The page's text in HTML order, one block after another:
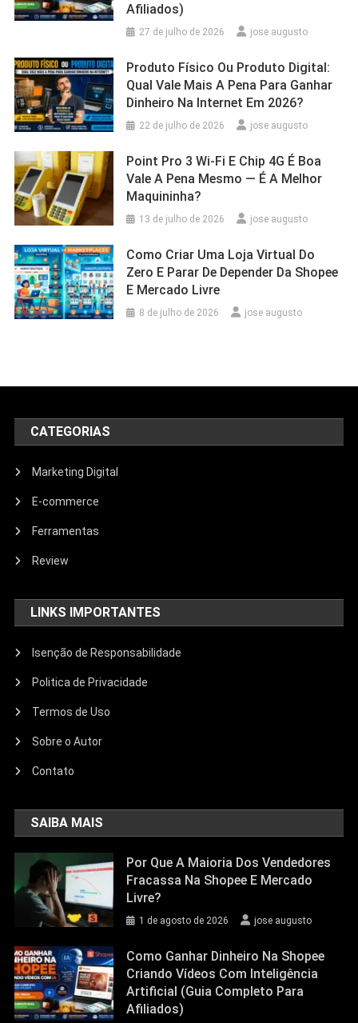
Afiliados)
27 de julho de 2026 jose augusto
Produto Físico Ou Produto Digital:
Qual Vale Mais A Pena Para Ganhar
Dinheiro Na Internet Em 2026?
22 de julho de 2026 jose augusto
Point Pro 3 Wi‑Fi E Chip 4G É Boa
Vale A Pena Mesmo — É A Melhor
Maquininha?
13 de julho de 2026 jose augusto
Como Criar Uma Loja Virtual Do
Zero E Parar De Depender Da Shopee
E Mercado Livre
8 de julho de 2026 jose augusto
CATEGORIAS
Marketing Digital
E-commerce
Ferramentas
Review
LINKS IMPORTANTES
Isenção de Responsabilidade
Politica de Privacidade
Termos de Uso
Sobre o Autor
Contato
SAIBA MAIS
Por Que A Maioria Dos Vendedores
Fracassa Na Shopee E Mercado
Livre?
1 de agosto de 2026 jose augusto
Como Ganhar Dinheiro Na Shopee
Criando Vídeos Com Inteligência
Artificial (Guia Completo Para
Afiliados)